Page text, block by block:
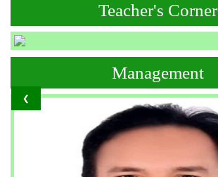
Teacher's Corner
❮
Management